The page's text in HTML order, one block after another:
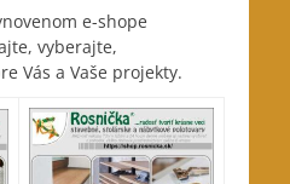
e-shope
vyberajte,
Vás a Vaše projekty.